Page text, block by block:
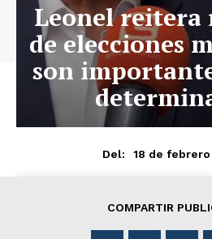
Leonel reitera
de elecciones
son
Del: 18 de
COMPARTIR